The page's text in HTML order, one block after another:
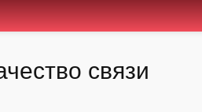
связи